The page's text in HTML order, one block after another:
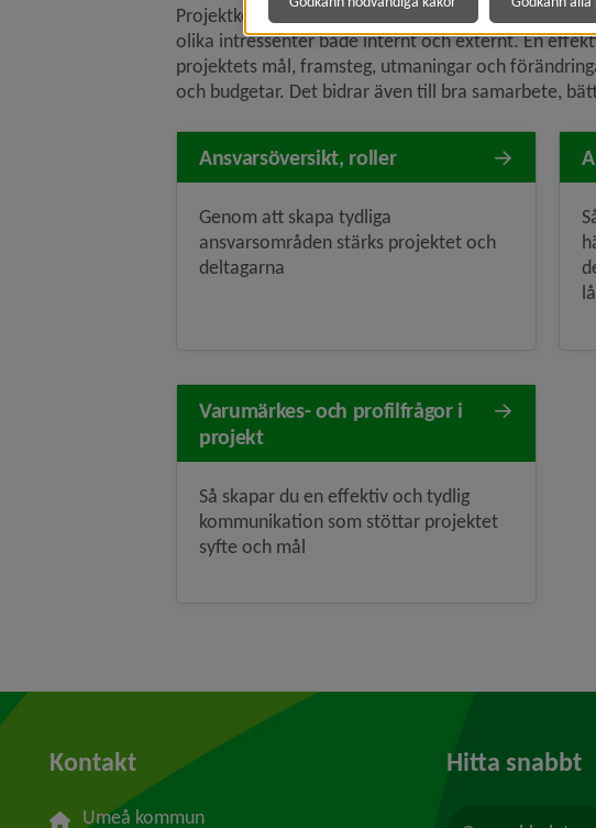
Projektkommunikation är en viktig
olika intressenter både internt och externt. En
projektets mål, framsteg, utmaningar och
och budgetar. Det bidrar även till bra samarbete,
Ansvarsöversikt, roller
Genom att skapa tydliga
ansvarsområden stärks projektet och
deltagarna
Varumärkes- och profilfrågor i
projekt
Så skapar du en effektiv och tydlig
kommunikation som stöttar projektet
syfte och mål
Kontakt
Umeå kommun
Hitta snabbt